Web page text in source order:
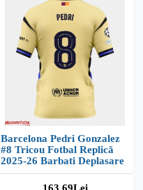
Barcelona Pedri Gonzalez
#8 Tricou Fotbal Replică
2025-26 Barbati Deplasare